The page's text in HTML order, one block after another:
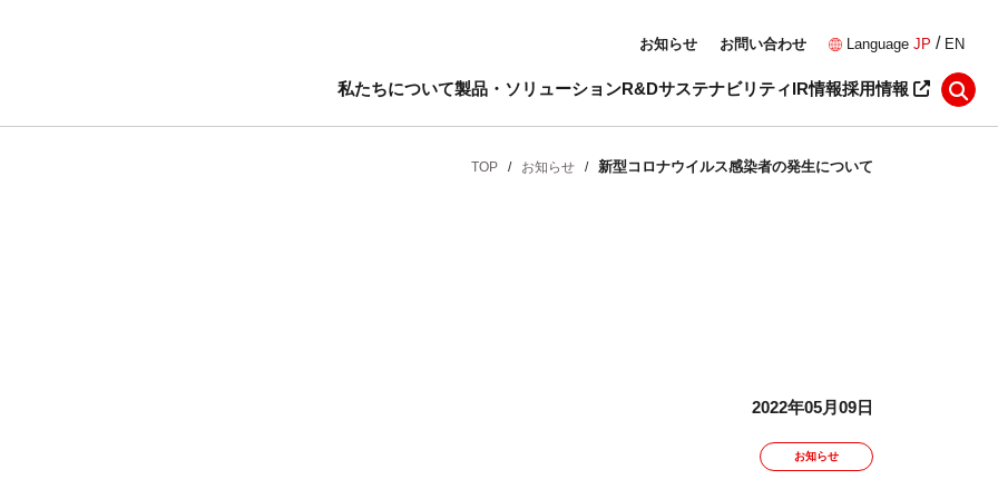
私たちについて製品・ソリューションR&DサステナビリティIR情報採用情報
お知らせ お問い合わせ Language JP / EN
TOP / お知らせ / 新型コロナウイルス感染者の発生について
2022年05月09日
お知らせ